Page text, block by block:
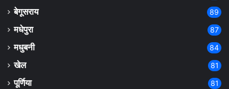
बेगूसराय 89
मधेपुरा 87
मधुबनी 84
खेल 81
पूर्णिया 81